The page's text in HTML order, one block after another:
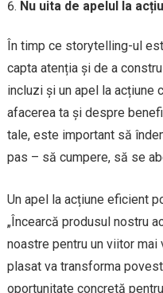
Nu uita de apelul la
În timp ce storytelling-ul
capta atenția și de a
incluzi și un apel la acțiune
afacerea ta și despre
tale, este important să
pas – să cumpere, să se
Un apel la acțiune eficient
„Încearcă produsul nostru
noastre pentru un viitor mai
plasat va transforma
oportunitate concretă